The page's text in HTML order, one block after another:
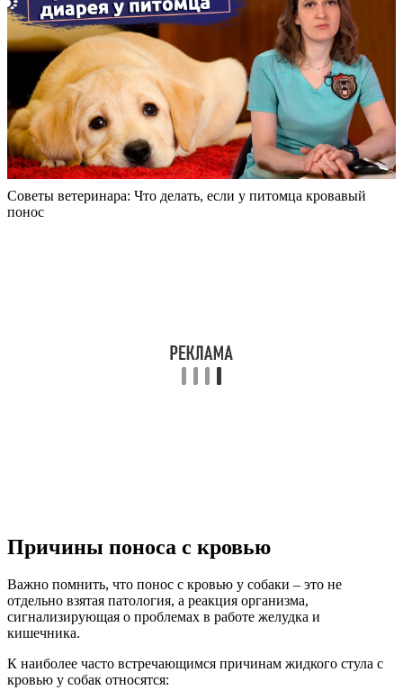
Советы ветеринара: Что делать, если у питомца кровавый
понос
Причины поноса с кровью
Важно помнить, что понос с кровью у собаки – это не
отдельно взятая патология, а реакция организма,
сигнализирующая о проблемах в работе желудка и
кишечника.
К наиболее часто встречающимся причинам жидкого стула с
кровью у собак относятся: